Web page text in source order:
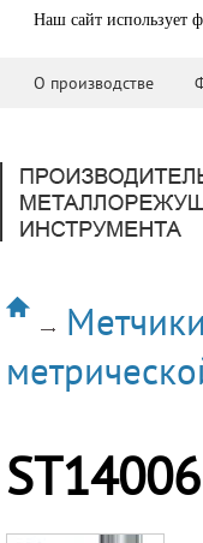
Наш сайт использует
О производстве